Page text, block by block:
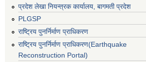
प्रदेश लेखा नियन्त्रक कार्यालय, बागमती प्रदेश
PLGSP
राष्ट्रिय पुनर्निर्माण प्राधिकरण
राष्ट्रिय पुनर्निर्माण प्राधिकरण(Earthquake
Reconstruction Portal)